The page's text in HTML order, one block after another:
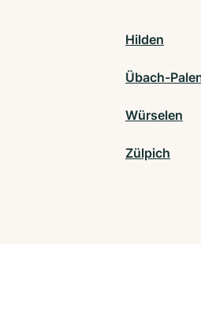
Hilden
Übach-
Würselen
Zülpich